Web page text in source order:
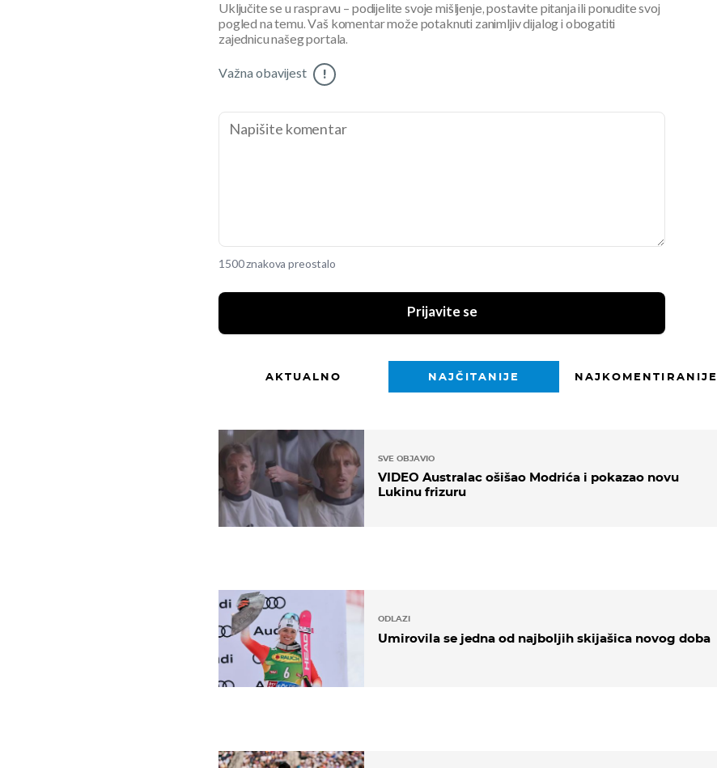
Uključite se u raspravu – podijelite svoje mišljenje, postavite pitanja ili ponudite svoj
pogled na temu. Vaš komentar može potaknuti zanimljiv dijalog i obogatiti
zajednicu našeg portala.
Važna obavijest !
1500 znakova preostalo
Prijavite se
AKTUALNO NAJČITANIJE NAJKOMENTIRANIJE
SVE OBJAVIO
VIDEO Australac ošišao Modrića i pokazao novu
Lukinu frizuru
ODLAZI
Umirovila se jedna od najboljih skijašica novog doba